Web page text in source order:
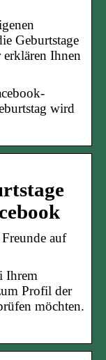
Geburtstage
Ihnen
wird
auf
Ihrem
Profil der
möchten.